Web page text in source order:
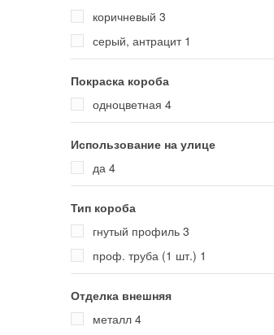
коричневый 3
серый, антрацит 1
Покраска короба
одноцветная 4
Использование на улице
да 4
Тип короба
гнутый профиль 3
проф. труба (1 шт.) 1
Отделка внешняя
металл 4